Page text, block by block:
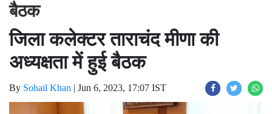
बैठक
जिला कलेक्टर ताराचंद मीणा की
अध्यक्षता में हुई बैठक
By Sohail Khan | Jun 6, 2023, 17:07 IST